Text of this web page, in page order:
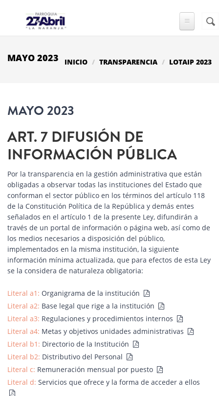
DE
MAYO 2023 INICIO TRANSPARENCIA LOTAIP 2023
MAYO 2023
ART. 7 DIFUSIÓN DE
INFORMACIÓN PÚBLICA
Por la transparencia en la gestión administrativa que están
obligadas a observar todas las instituciones del Estado que
conforman el sector público en los términos del artículo 118
de la Constitución Política de la República y demás entes
señalados en el artículo 1 de la presente Ley, difundirán a
través de un portal de información o página web, así como de
los medios necesarios a disposición del público,
implementados en la misma institución, la siguiente
información mínima actualizada, que para efectos de esta Ley
se la considera de naturaleza obligatoria:
Literal a1: Organigrama de la institución
Literal a2: Base legal que rige a la institución
Literal a3: Regulaciones y procedimientos internos
Literal a4: Metas y objetivos unidades administrativas
Literal b1: Directorio de la Institución
Literal b2: Distributivo del Personal
Literal c: Remuneración mensual por puesto
Literal d: Servicios que ofrece y la forma de acceder a ellos